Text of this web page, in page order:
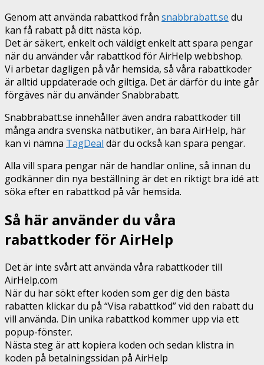
Genom att använda rabattkod från snabbrabatt.se du
kan få rabatt på ditt nästa köp.
Det är säkert, enkelt och väldigt enkelt att spara pengar
när du använder vår rabattkod för AirHelp webbshop.
Vi arbetar dagligen på vår hemsida, så våra rabattkoder
är alltid uppdaterade och giltiga. Det är därför du inte går
förgäves när du använder Snabbrabatt.
Snabbrabatt.se innehåller även andra rabattkoder till
många andra svenska nätbutiker, än bara AirHelp, här
kan vi nämna TagDeal där du också kan spara pengar.
Alla vill spara pengar när de handlar online, så innan du
godkänner din nya beställning är det en riktigt bra idé att
söka efter en rabattkod på vår hemsida.
Så här använder du våra
rabattkoder för AirHelp
Det är inte svårt att använda våra rabattkoder till
AirHelp.com
När du har sökt efter koden som ger dig den bästa
rabatten klickar du på “Visa rabattkod” vid den rabatt du
vill använda. Din unika rabattkod kommer upp via ett
popup-fönster.
Nästa steg är att kopiera koden och sedan klistra in
koden på betalningssidan på AirHelp